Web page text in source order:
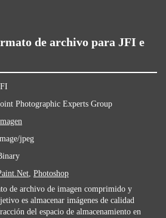
de archivo para JFI e
Photographic Experts Group
jpeg
, Photoshop
de archivo de imagen comprimido y
es almacenar imágenes de calidad
del espacio de almacenamiento en